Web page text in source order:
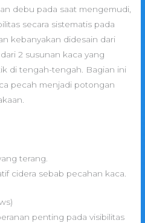
debu pada saat mengemudi,
secara sistematis pada
kebanyakan didesain dari
2 susunan kaca yang
di tengah-tengah. Bagian ini
pecah menjadi potongan
terang.
cidera sebab pecahan kaca.
penting pada visibilitas